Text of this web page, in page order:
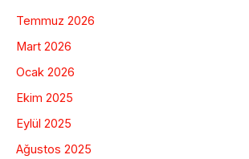
Temmuz 2026
Mart 2026
Ocak 2026
Ekim 2025
Eylül 2025
Ağustos 2025